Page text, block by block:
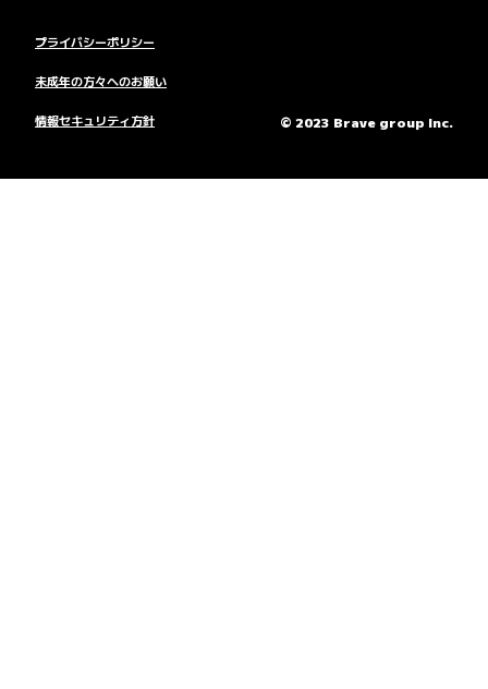
© 2023 Brave group Inc.
プライバシーポリシー
未成年の方々へのお願い
情報セキュリティ方針